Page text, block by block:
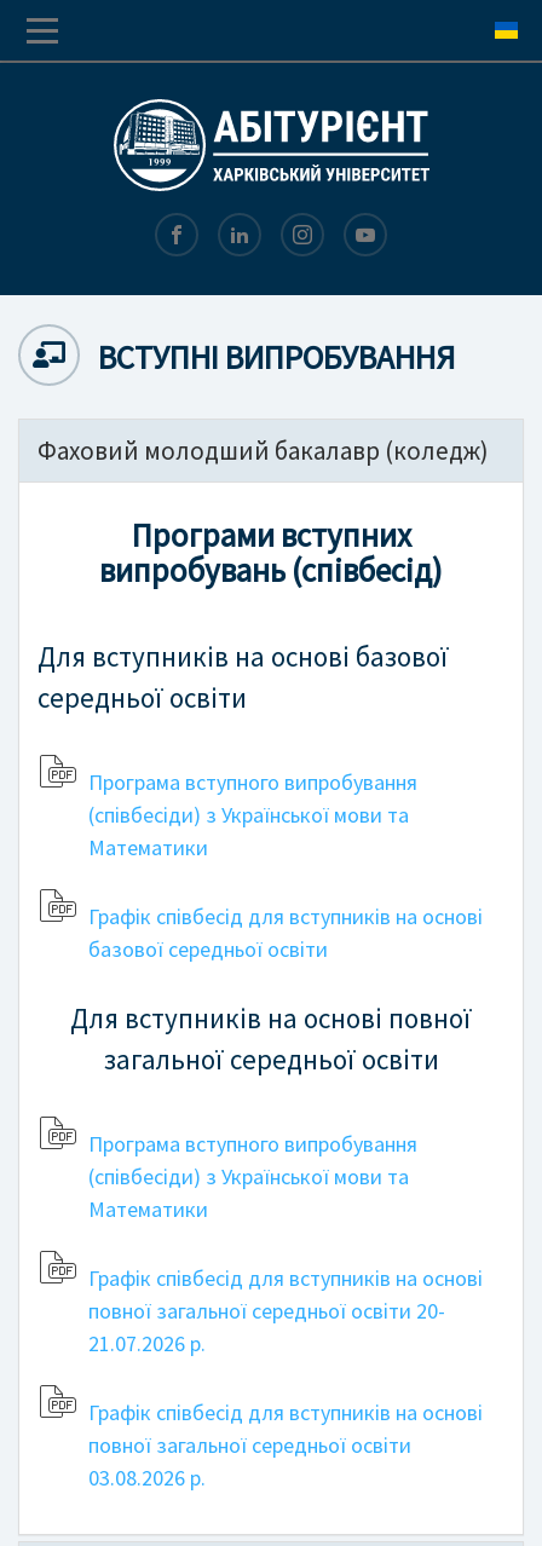
до
основної
навігації
до
основного
вмісту
ВСТУПНІ ВИПРОБУВАННЯ
Фаховий молодший бакалавр (коледж)
Програми вступних
випробувань (співбесід)
Для вступників на основі базової
середньої освіти
Програма вступного випробування
(співбесіди) з Української мови та
Математики
Графік співбесід для вступників на основі
базової середньої освіти
Для вступників на основі повної
загальної середньої освіти
Програма вступного випробування
(співбесіди) з Української мови та
Математики
Графік співбесід для вступників на основі
повної загальної середньої освіти 20-
21.07.2026 р.
Графік співбесід для вступників на основі
повної загальної середньої освіти
03.08.2026 р.